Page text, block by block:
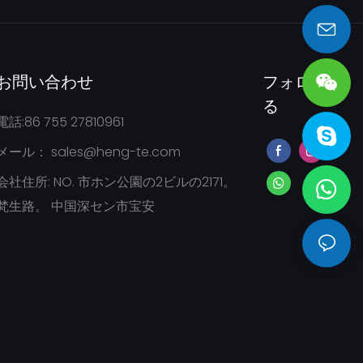
問い合わせ
話:86 755 27810961
ール： sales@heng-te.com
社住所: NO. 市ホン公園の2ビルの2171。
生路。 中国深セン市宝安
フォローす
る